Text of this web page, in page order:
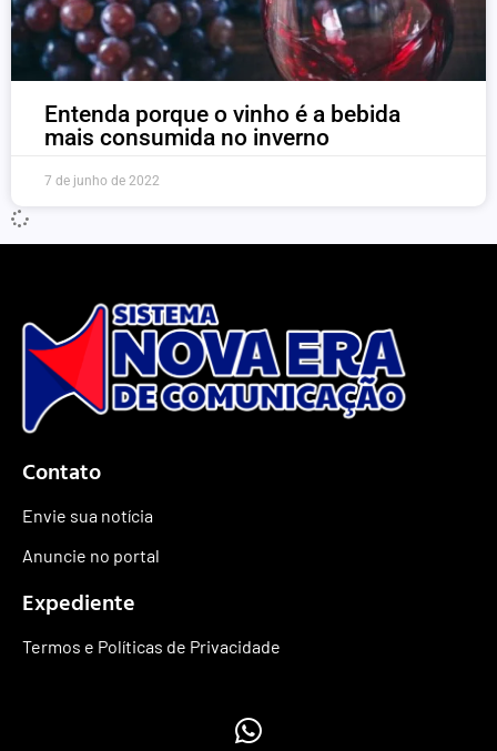
Entenda porque o vinho é a bebida
mais consumida no inverno
7 de junho de 2022
Contato
Envie sua notícia
Anuncie no portal
Expediente
Termos e Políticas de Privacidade